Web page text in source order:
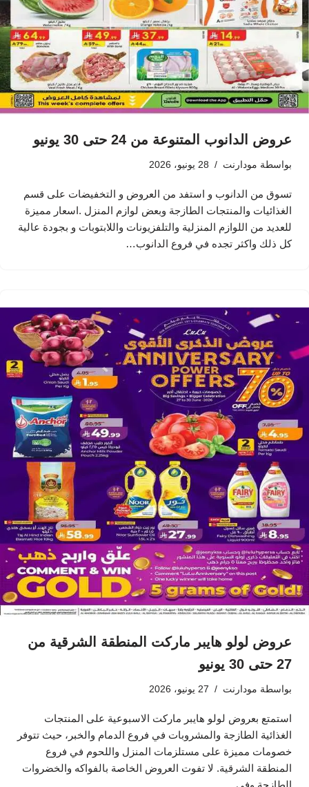
عروض الدانوب المتنوعة من 24 حتى 30 يونيو
بواسطة مودارنت 28 يونيو، 2026
تسوق من الدانوب و استفد من العروض و التخفيضات على قسم
الغذائيات والمنتجات الطازجة وبعض لوازم المنزل .اسعار مميزة
للعديد من اللوازم المنزلية والتلفزيونات واللابتوبات و بجودة عالية
كل ذلك واكثر تجده في فروع الدانوب…
عروض لولو هايبر ماركت المنطقة الشرقية من
27 حتى 30 يونيو
بواسطة مودارنت 27 يونيو، 2026
استمتع بعروض لولو هايبر ماركت الاسبوعية على المنتجات
الغذائية الطازجة والمشروبات في فروع الدمام والخبر، حيث تتوفر
خصومات مميزة على مستلزمات المنزل واللحوم في فروع
المنطقة الشرقية. لا تفوت العروض الخاصة بالفواكه والخضروات
الطازجة وفي…